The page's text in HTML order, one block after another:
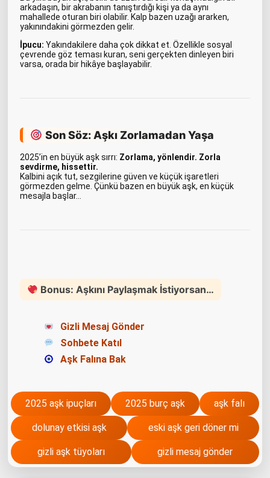
arkadaşın, bir akrabanın tanıştırdığı kişi ya da aynı
mahallede oturan biri olabilir. Kalp bazen uzağı ararken,
yakınındakini görmezden gelir.
İpucu: Yakındakilere daha çok dikkat et. Özellikle sosyal
çevrende göz teması kuran, seni gerçekten dinleyen biri
varsa, orada bir hikâye başlayabilir.
Son Söz: Aşkı Zorlamadan Yaşa
2025’in en büyük aşk sırrı: Zorlama, yönlendir. Zorla
sevdirme, hissettir.
Kalbini açık tut, sezgilerine güven ve küçük işaretleri
görmezden gelme. Çünkü bazen en büyük aşk, en küçük
mesajla başlar…
Bonus: Aşkını Paylaşmak İstiyorsan…
Gizli Mesaj Gönder
Sohbete Katıl
Aşk Falına Bak
2025 aşk ipuçları 2025 burç aşk aşk falı
dolunay etkisi aşk eski aşk geri döner mi
gizli aşk tüyoları gizli mesaj gönder